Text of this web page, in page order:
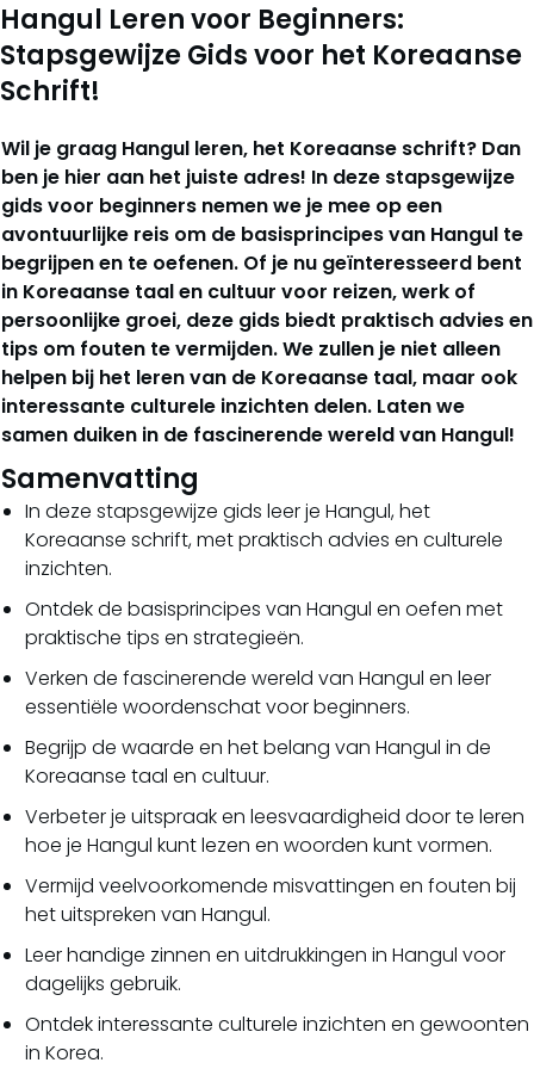
Hangul Leren voor Beginners:
Stapsgewijze Gids voor het Koreaanse
Schrift!
Wil je graag Hangul leren, het Koreaanse schrift? Dan
ben je hier aan het juiste adres! In deze stapsgewijze
gids voor beginners nemen we je mee op een
avontuurlijke reis om de basisprincipes van Hangul te
begrijpen en te oefenen. Of je nu geïnteresseerd bent
in Koreaanse taal en cultuur voor reizen, werk of
persoonlijke groei, deze gids biedt praktisch advies en
tips om fouten te vermijden. We zullen je niet alleen
helpen bij het leren van de Koreaanse taal, maar ook
interessante culturele inzichten delen. Laten we
samen duiken in de fascinerende wereld van Hangul!
Samenvatting
In deze stapsgewijze gids leer je Hangul, het
Koreaanse schrift, met praktisch advies en culturele
inzichten.
Ontdek de basisprincipes van Hangul en oefen met
praktische tips en strategieën.
Verken de fascinerende wereld van Hangul en leer
essentiële woordenschat voor beginners.
Begrijp de waarde en het belang van Hangul in de
Koreaanse taal en cultuur.
Verbeter je uitspraak en leesvaardigheid door te leren
hoe je Hangul kunt lezen en woorden kunt vormen.
Vermijd veelvoorkomende misvattingen en fouten bij
het uitspreken van Hangul.
Leer handige zinnen en uitdrukkingen in Hangul voor
dagelijks gebruik.
Ontdek interessante culturele inzichten en gewoonten
in Korea.